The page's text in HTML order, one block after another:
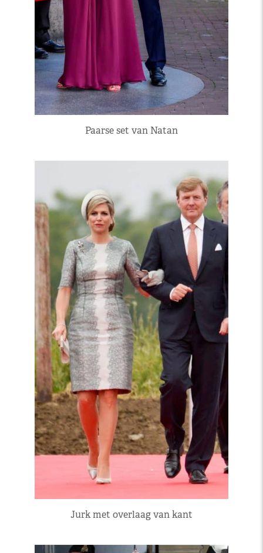
Paarse set van Natan
Jurk met overlaag van kant